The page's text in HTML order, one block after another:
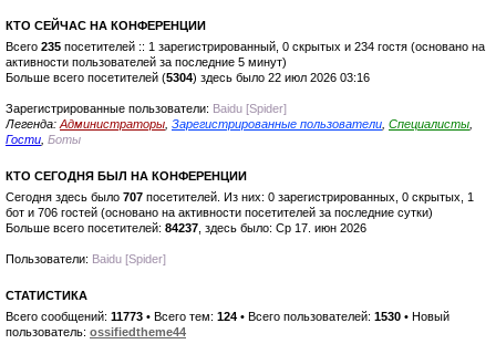
КТО СЕЙЧАС НА КОНФЕРЕНЦИИ
Всего 235 посетителей :: 1 зарегистрированный, 0 скрытых и 234 гостя (основано на
активности пользователей за последние 5 минут)
Больше всего посетителей (5304) здесь было 22 июл 2026 03:16
Зарегистрированные пользователи: Baidu [Spider]
Легенда: Администраторы Зарегистрированные пользователи Специалисты
Гости Боты
КТО СЕГОДНЯ БЫЛ НА КОНФЕРЕНЦИИ
Сегодня здесь было 707 посетителей. Из них: 0 зарегистрированных, 0 скрытых, 1
бот и 706 гостей (основано на активности посетителей за последние сутки)
Больше всего посетителей: 84237 , здесь было: Ср 17. июн 2026
Пользователи: Baidu [Spider]
СТАТИСТИКА
Всего сообщений: 11773 • Всего тем: 124 • Всего пользователей: 1530 • Новый
пользователь: ossifiedtheme44